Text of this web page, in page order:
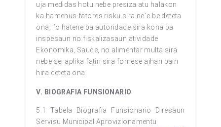
uja medidas hotu nebe presiza atu halakon
ka hamenus fatores risku sira ne`e be deteta
ona, fo hatene ba autoridade sira kona ba
inspesaun no fiskalizasaun atividade
Ekonomika, Saude, no alimentar multa sira
nebe sei aplika fatin sira fornese aihan bain
hira deteta ona.
V. BIOGRAFIA FUNSIONARIO
5.1 Tabela Biografia Funsionario Diresaun
Servisu Municipal Aprovizionamentu